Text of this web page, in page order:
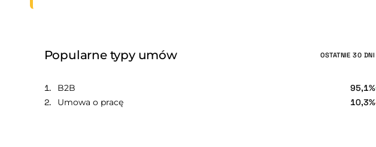
Popularne typy umów OSTATNIE 30 DNI
B2B
95,1%
Umowa o pracę
10,3%